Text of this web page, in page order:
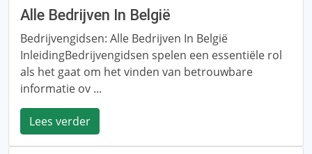
Alle Bedrijven In België
Bedrijvengidsen: Alle Bedrijven In België
InleidingBedrijvengidsen spelen een essentiële rol
als het gaat om het vinden van betrouwbare
informatie ov ...
Lees verder